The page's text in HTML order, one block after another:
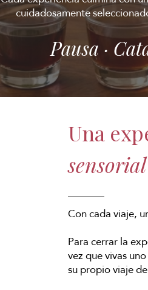
cuidadosamente
Pausa ·
Una
Con cada viaje,
Para cerrar la
vez que vivas
su propio viaje